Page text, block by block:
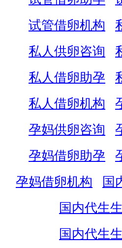
试管借卵机构
私人供卵咨询
私人借卵助孕
私人借卵机构
孕妈供卵咨询
孕妈借卵助孕
孕妈借卵机构
国
国内代生
国内代生